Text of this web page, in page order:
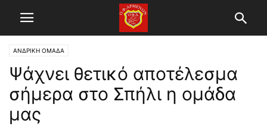
ΑΝΔΡΙΚΗ ΟΜΑΔΑ
Ψάχνει θετικό αποτέλεσμα
σήμερα στο Σπήλι η ομάδα
μας